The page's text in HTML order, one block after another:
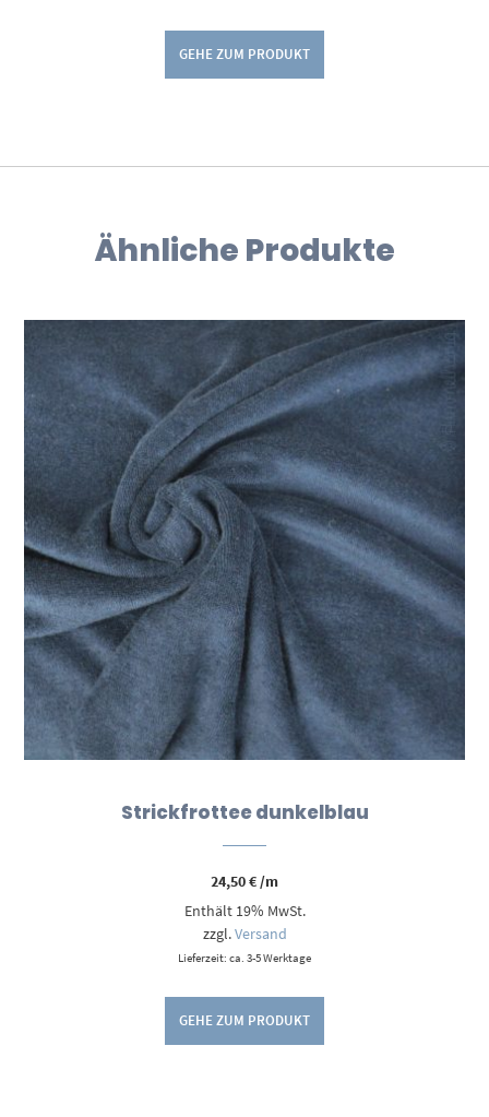
GEHE ZUM PRODUKT
Ähnliche Produkte
Strickfrottee dunkelblau
24,50€/m
Enthält 19% MwSt.
zzgl.Versand
Lieferzeit: ca. 3-5 Werktage
GEHE ZUM PRODUKT